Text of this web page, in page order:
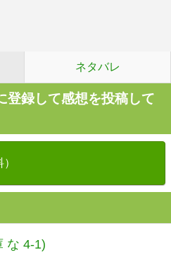
ネタバレ
登録して感想を投稿して
な 4-1)